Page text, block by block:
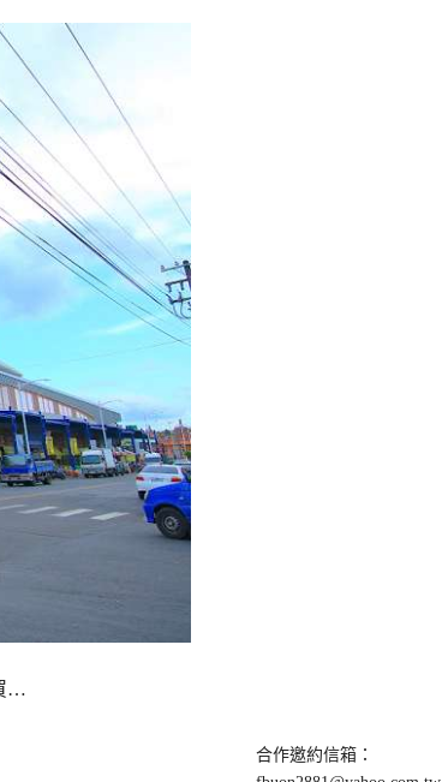
…
合作邀約信箱：